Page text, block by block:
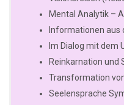
Mental Analytik –
Informationen aus
Im Dialog mit dem
Reinkarnation und
Transformation
Seelensprache